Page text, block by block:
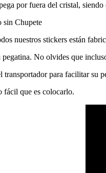
por fuera del cristal,
sin Chupete
nuestros stickers están
pegatina. No olvides que
transportador para facilitar su
fácil que es colocarlo.